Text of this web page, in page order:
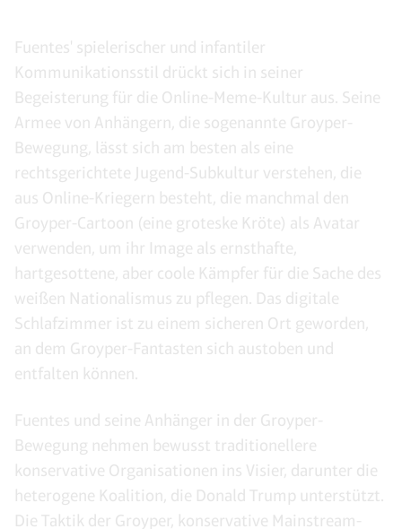
Fuentes' spielerischer und infantiler
Kommunikationsstil drückt sich in seiner
Begeisterung für die Online-Meme-Kultur aus. Seine
Armee von Anhängern, die sogenannte Groyper-
Bewegung, lässt sich am besten als eine
rechtsgerichtete Jugend-Subkultur verstehen, die
aus Online-Kriegern besteht, die manchmal den
Groyper-Cartoon (eine groteske Kröte) als Avatar
verwenden, um ihr Image als ernsthafte,
hartgesottene, aber coole Kämpfer für die Sache des
weißen Nationalismus zu pflegen. Das digitale
Schlafzimmer ist zu einem sicheren Ort geworden,
an dem Groyper-Fantasten sich austoben und
entfalten können.
Fuentes und seine Anhänger in der Groyper-
Bewegung nehmen bewusst traditionellere
konservative Organisationen ins Visier, darunter die
heterogene Koalition, die Donald Trump unterstützt.
Die Taktik der Groyper, konservative Mainstream-